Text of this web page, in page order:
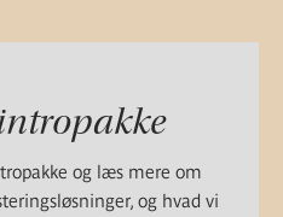
og læs mere om
og hvad vi